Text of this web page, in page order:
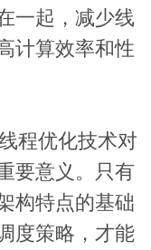
一起，减少线
计算效率和性
程优化技术对
要意义。只有
构特点的基础
度策略，才能